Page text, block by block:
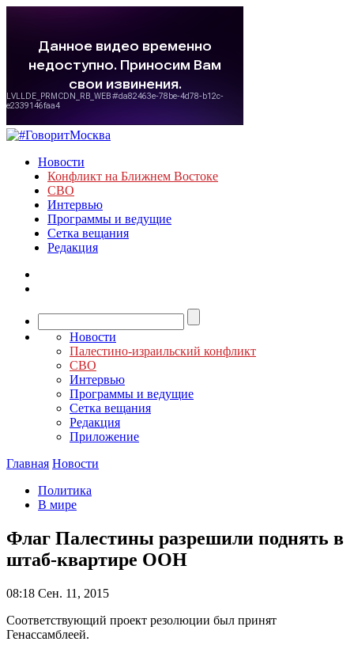
Новости
Конфликт на Ближнем Востоке
СВО
Интервью
Программы и ведущие
Сетка вещания
Редакция
Новости
Палестино-израильский конфликт
СВО
Интервью
Программы и ведущие
Сетка вещания
Редакция
Приложение
Главная Новости
Политика
В мире
Флаг Палестины разрешили поднять в
штаб-квартире ООН
08:18 Сен. 11, 2015
Соответствующий проект резолюции был принят
Генассамблеей.